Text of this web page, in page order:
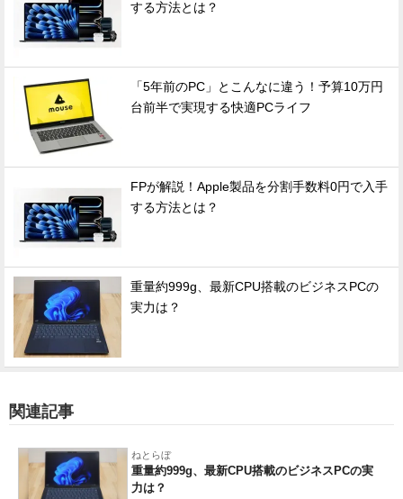
する方法とは？
「5年前のPC」とこんなに違う！予算10万円
台前半で実現する快適PCライフ
FPが解説！Apple製品を分割手数料0円で入手
する方法とは？
重量約999g、最新CPU搭載のビジネスPCの
実力は？
関連記事
ねとらぼ
重量約999g、最新CPU搭載のビジネスPCの実
力は？